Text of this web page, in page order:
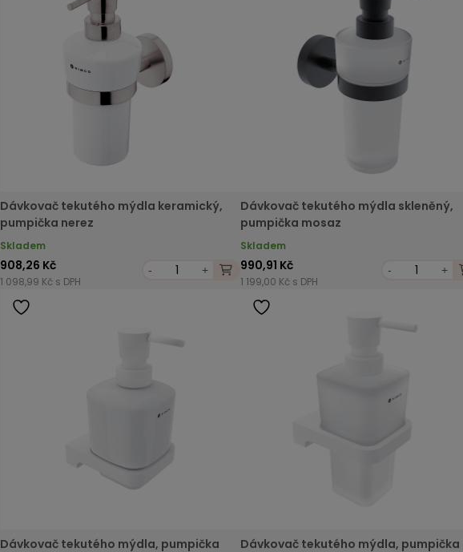
Dávkovač tekutého mýdla keramický,
pumpička nerez
Skladem
908,26 Kč
1 098,99 Kč s DPH
- +
Dávkovač tekutého mýdla skleněný,
pumpička mosaz
Skladem
990,91 Kč
1 199,00 Kč s DPH
- +
Dávkovač tekutého mýdla, pumpička Dávkovač tekutého mýdla, pumpička